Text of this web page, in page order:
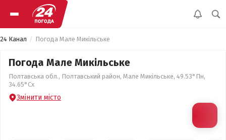
24 Канал Погода Мале Микільське
Погода Мале Микільське
Полтавська обл., Полтавський район, Мале Микільське, 49.53°Пн,
34.65°Сх
Змінити місто